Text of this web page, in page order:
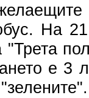
На
"Трета
е 3